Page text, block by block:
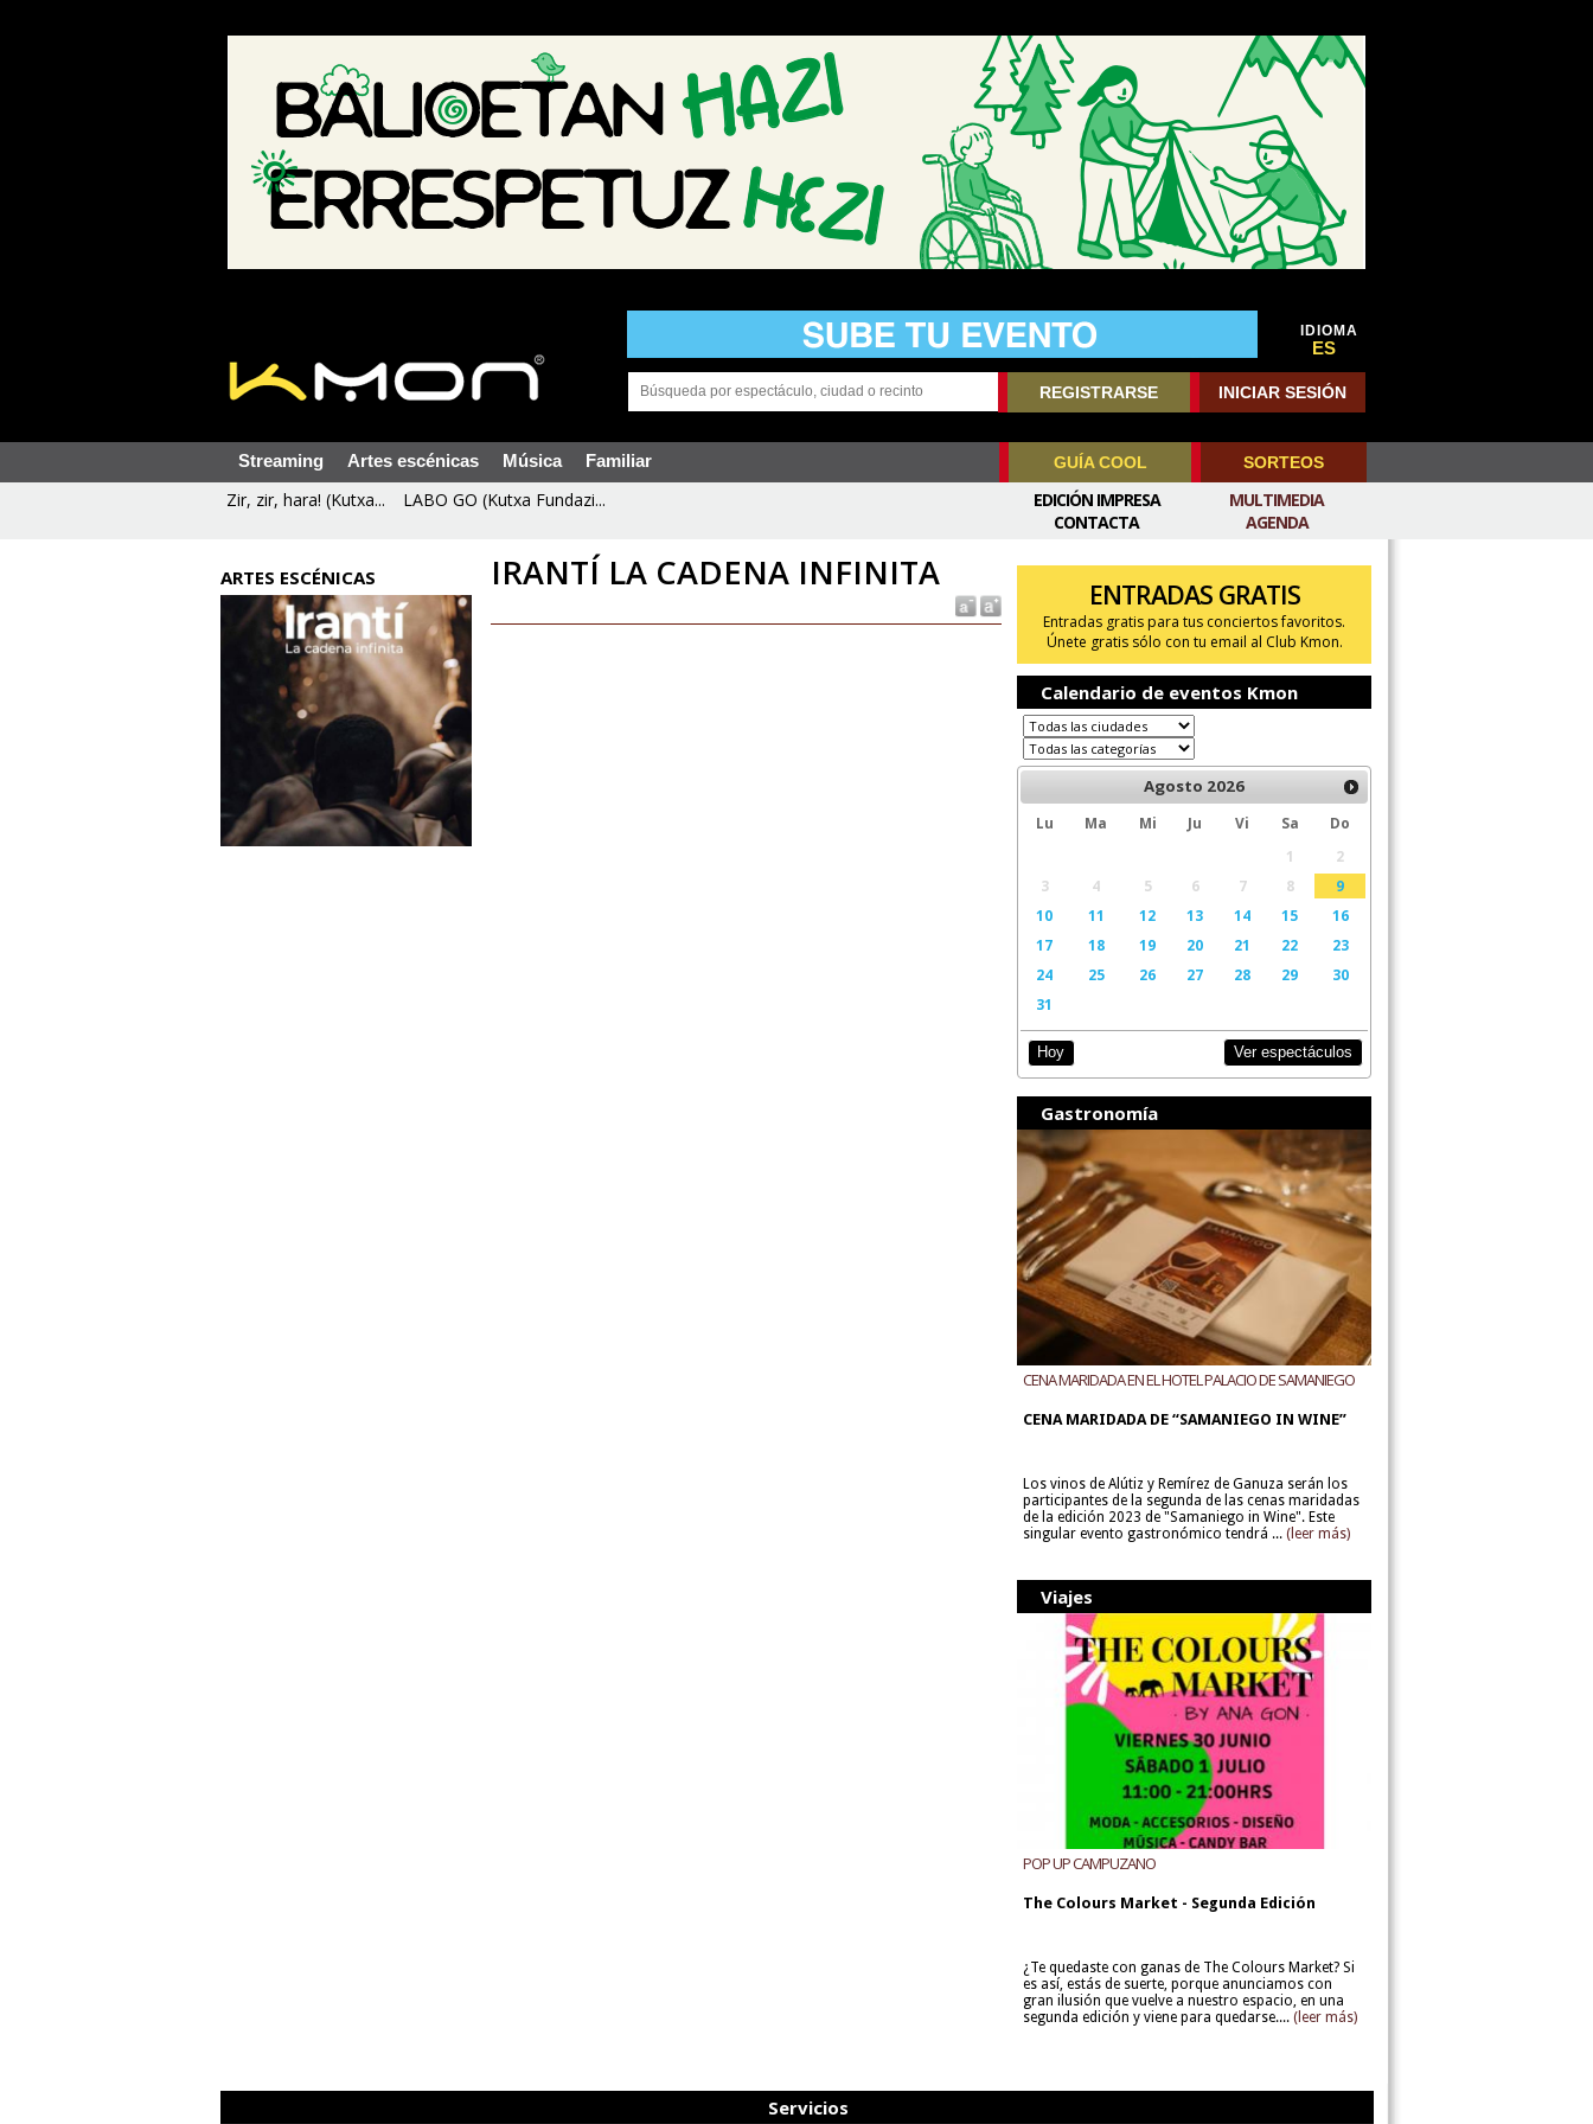
IDIOMA
ES
REGISTRARSE INICIAR SESIÓN
Streaming Artes escénicas Música Familiar GUÍA COOL SORTEOS
Zir, zir, hara! (Kutxa... LABO GO (Kutxa Fundazi...
MULTIMEDIA
AGENDA
EDICIÓN IMPRESA
CONTACTA
ARTES ESCÉNICAS IRANTÍ LA CADENA INFINITA
ENTRADAS GRATIS
Entradas gratis para tus conciertos favoritos.
Únete gratis sólo con tu email al Club Kmon.
Calendario de eventos Kmon
Agosto 2026
Lu Ma Mi Ju Vi Sa
Do
1
2
3
4 5 6 7 8
9
10
11 12 13 14 15
16
17
18 19 20 21 22
23
24
25 26 27 28 29
30
31
Hoy Ver espectáculos
Gastronomía
CENA MARIDADA EN EL HOTEL PALACIO DE SAMANIEGO
CENA MARIDADA DE “SAMANIEGO IN WINE”
Los vinos de Alútiz y Remírez de Ganuza serán los
participantes de la segunda de las cenas maridadas
de la edición 2023 de "Samaniego in Wine". Este
singular evento gastronómico tendrá ... (leer más)
Viajes
POP UP CAMPUZANO
The Colours Market - Segunda Edición
¿Te quedaste con ganas de The Colours Market? Si
es así, estás de suerte, porque anunciamos con
gran ilusión que vuelve a nuestro espacio, en una
segunda edición y viene para quedarse.... (leer más)
Servicios